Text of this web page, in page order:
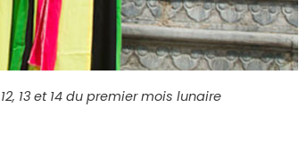
13 et 14 du premier mois lunaire